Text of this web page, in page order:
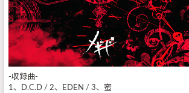
-収録曲-
1、D.C.D / 2、EDEN / 3、蜜